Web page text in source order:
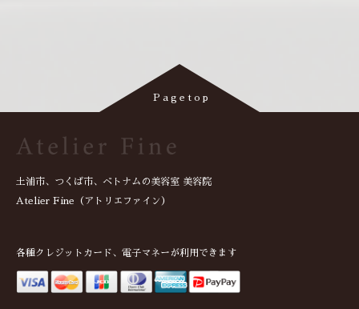
土浦市、つくば市、ベトナムの美容室 美容院
Atelier Fine（アトリエファイン）
各種クレジットカード、電子マネーが利用できます